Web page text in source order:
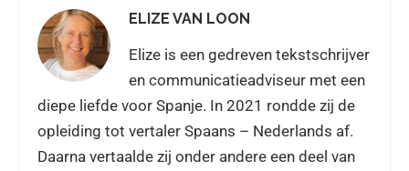
ELIZE VAN LOON
Elize is een gedreven tekstschrijver
en communicatieadviseur met een
diepe liefde voor Spanje. In 2021 rondde zij de
opleiding tot vertaler Spaans – Nederlands af.
Daarna vertaalde zij onder andere een deel van